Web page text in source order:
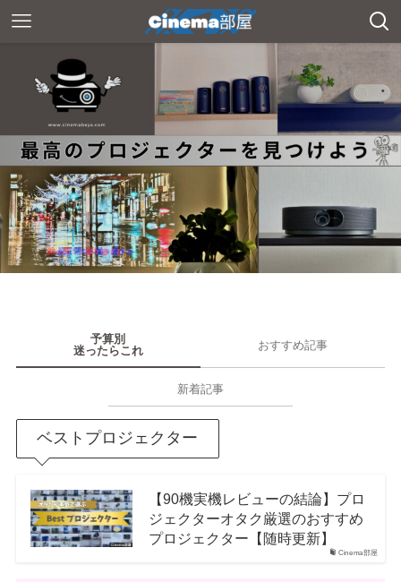
予算別
迷ったらこれ
おすすめ記事
新着記事
ベストプロジェクター
Cinema部屋
【90機実機レビューの結論】プロ
ジェクターオタク厳選のおすすめ
プロジェクター【随時更新】